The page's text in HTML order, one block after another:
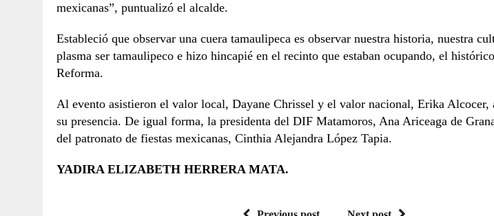
mexicanas”, puntualizó el alcalde.
Estableció que observar una cuera tamaulipeca es observar nuestra historia, nuestra
plasma ser tamaulipeco e hizo hincapié en el recinto que estaban ocupando, el
Reforma.
Al evento asistieron el valor local, Dayane Chrissel y el valor nacional, Erika Alcocer,
su presencia. De igual forma, la presidenta del DIF Matamoros, Ana Ariceaga de
del patronato de fiestas mexicanas, Cinthia Alejandra López Tapia.
YADIRA ELIZABETH HERRERA MATA.